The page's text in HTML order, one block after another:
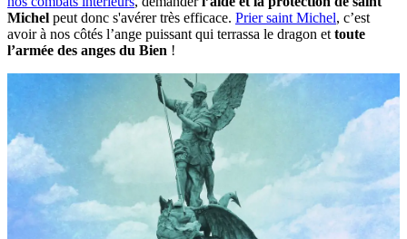
Michel peut donc s'avérer très efficace. Prier saint Michel, c’est
avoir à nos côtés l’ange puissant qui terrassa le dragon et toute
l’armée des anges du Bien !